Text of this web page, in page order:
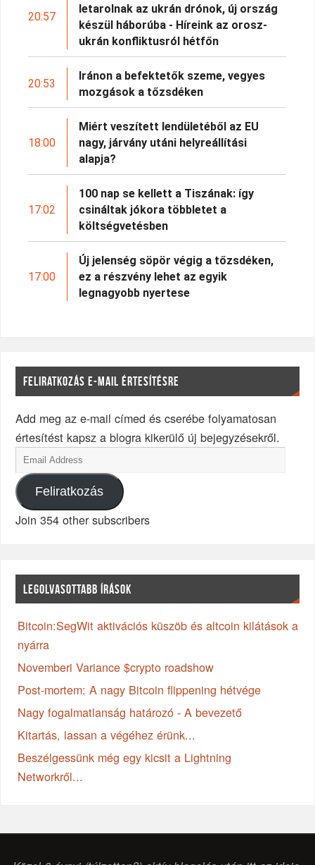
20:57
letarolnak az ukrán drónok, új ország
készül háborúba - Híreink az orosz-
ukrán konfliktusról hétfőn
20:53
Iránon a befektetők szeme, vegyes
mozgások a tőzsdéken
18:00
Miért veszített lendületéből az EU
nagy, járvány utáni helyreállítási
alapja?
17:02
100 nap se kellett a Tiszának: így
csináltak jókora többletet a
költségvetésben
17:00
Új jelenség söpör végig a tőzsdéken,
ez a részvény lehet az egyik
legnagyobb nyertese
FELIRATKOZÁS E-MAIL ÉRTESÍTÉSRE
Add meg az e-mail címed és cserébe folyamatosan
értesítést kapsz a blogra kikerülő új bejegyzésekről.
Feliratkozás
Join 354 other subscribers
LEGOLVASOTTABB ÍRÁSOK
Bitcoin:SegWit aktivációs küszöb és altcoin kilátások a
nyárra
Novemberi Variance $crypto roadshow
Post-mortem: A nagy Bitcoin flippening hétvége
Nagy fogalmatlanság határozó - A bevezető
Kitartás, lassan a végéhez érünk...
Beszélgessünk még egy kicsit a Lightning
Networkről...